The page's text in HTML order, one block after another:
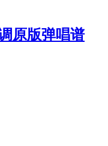
原版弹唱谱